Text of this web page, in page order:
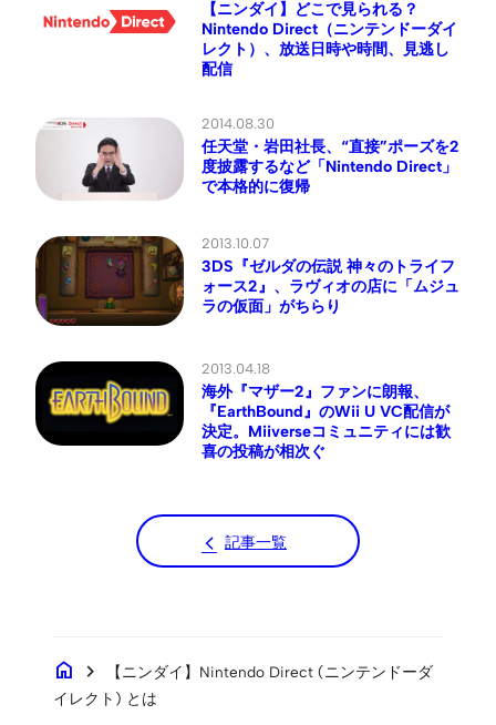
【ニンダイ】どこで見られる？
Nintendo Direct（ニンテンドーダイ
レクト）、放送日時や時間、見逃し
配信
2014.08.30
任天堂・岩田社長、“直接”ポーズを2
度披露するなど「Nintendo Direct」
で本格的に復帰
2013.10.07
3DS『ゼルダの伝説 神々のトライフ
ォース2』、ラヴィオの店に「ムジュ
ラの仮面」がちらり
2013.04.18
海外『マザー2』ファンに朗報、
『EarthBound』のWii U VC配信が
決定。Miiverseコミュニティには歓
喜の投稿が相次ぐ
記事一覧
home chevron_right
【ニンダイ】Nintendo Direct (ニンテンドーダ
イレクト) とは